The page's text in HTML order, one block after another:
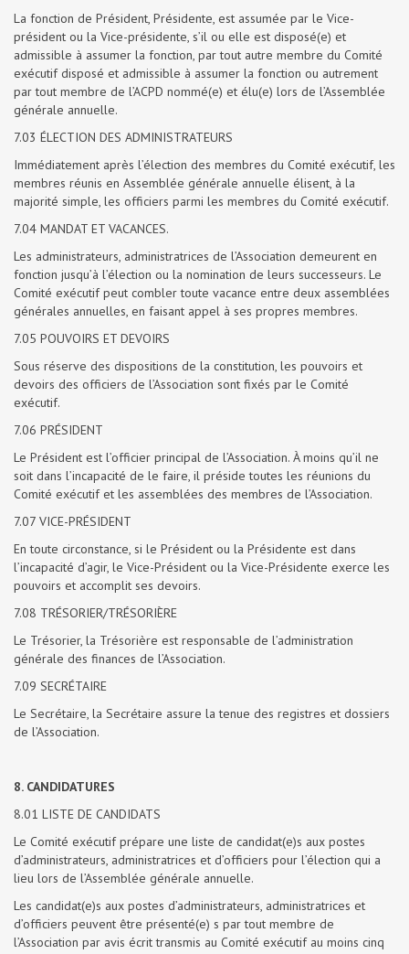
La fonction de Président, Présidente, est assumée par le Vice-
président ou la Vice-présidente, s’il ou elle est disposé(e) et
admissible à assumer la fonction, par tout autre membre du Comité
exécutif disposé et admissible à assumer la fonction ou autrement
par tout membre de l’ACPD nommé(e) et élu(e) lors de l’Assemblée
générale annuelle.
7.03 ÉLECTION DES ADMINISTRATEURS
Immédiatement après l’élection des membres du Comité exécutif, les
membres réunis en Assemblée générale annuelle élisent, à la
majorité simple, les officiers parmi les membres du Comité exécutif.
7.04 MANDAT ET VACANCES.
Les administrateurs, administratrices de l’Association demeurent en
fonction jusqu’à l’élection ou la nomination de leurs successeurs. Le
Comité exécutif peut combler toute vacance entre deux assemblées
générales annuelles, en faisant appel à ses propres membres.
7.05 POUVOIRS ET DEVOIRS
Sous réserve des dispositions de la constitution, les pouvoirs et
devoirs des officiers de l’Association sont fixés par le Comité
exécutif.
7.06 PRÉSIDENT
Le Président est l’officier principal de l’Association. À moins qu’il ne
soit dans l’incapacité de le faire, il préside toutes les réunions du
Comité exécutif et les assemblées des membres de l’Association.
7.07 VICE-PRÉSIDENT
En toute circonstance, si le Président ou la Présidente est dans
l’incapacité d’agir, le Vice-Président ou la Vice-Présidente exerce les
pouvoirs et accomplit ses devoirs.
7.08 TRÉSORIER/TRÉSORIÈRE
Le Trésorier, la Trésorière est responsable de l’administration
générale des finances de l’Association.
7.09 SECRÉTAIRE
Le Secrétaire, la Secrétaire assure la tenue des registres et dossiers
de l’Association.
8. CANDIDATURES
8.01 LISTE DE CANDIDATS
Le Comité exécutif prépare une liste de candidat(e)s aux postes
d’administrateurs, administratrices et d’officiers pour l’élection qui a
lieu lors de l’Assemblée générale annuelle.
Les candidat(e)s aux postes d’administrateurs, administratrices et
d’officiers peuvent être présenté(e) s par tout membre de
l’Association par avis écrit transmis au Comité exécutif au moins cinq